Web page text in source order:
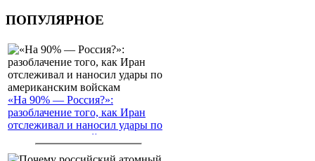
ПОПУЛЯРНОЕ
«На 90% — Россия?»:
разоблачение того, как Иран
отслеживал и наносил удары по
американским войскам